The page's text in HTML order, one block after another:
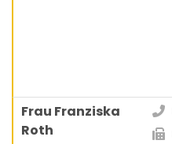
Frau Franziska
Roth